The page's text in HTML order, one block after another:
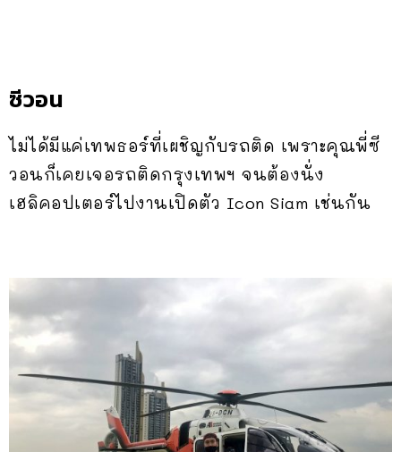
ซีวอน
ไม่ได้มีแค่เทพธอร์ที่เผชิญกับรถติด เพราะคุณพี่ซี
วอนก็เคยเจอรถติดกรุงเทพฯ จนต้องนั่ง
เฮลิคอปเตอร์ไปงานเปิดตัว Icon Siam เช่นกัน